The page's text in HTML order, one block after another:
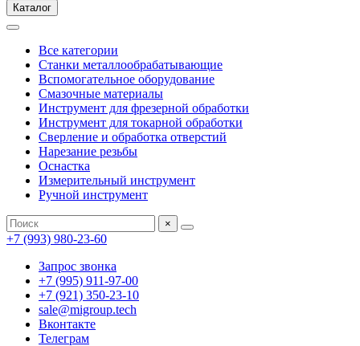
Каталог
Все категории
Станки металлообрабатывающие
Вспомогательное оборудование
Смазочные материалы
Инструмент для фрезерной обработки
Инструмент для токарной обработки
Сверление и обработка отверстий
Нарезание резьбы
Оснастка
Измерительный инструмент
Ручной инструмент
×
+7 (993) 980-23-60
Запрос звонка
+7 (995) 911-97-00
+7 (921) 350-23-10
sale@migroup.tech
Вконтакте
Телеграм